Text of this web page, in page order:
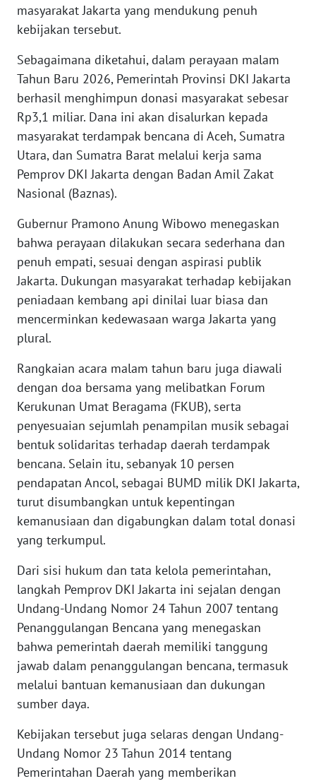
masyarakat Jakarta yang mendukung penuh
kebijakan tersebut.
Sebagaimana diketahui, dalam perayaan malam
Tahun Baru 2026, Pemerintah Provinsi DKI Jakarta
berhasil menghimpun donasi masyarakat sebesar
Rp3,1 miliar. Dana ini akan disalurkan kepada
masyarakat terdampak bencana di Aceh, Sumatra
Utara, dan Sumatra Barat melalui kerja sama
Pemprov DKI Jakarta dengan Badan Amil Zakat
Nasional (Baznas).
Gubernur Pramono Anung Wibowo menegaskan
bahwa perayaan dilakukan secara sederhana dan
penuh empati, sesuai dengan aspirasi publik
Jakarta. Dukungan masyarakat terhadap kebijakan
peniadaan kembang api dinilai luar biasa dan
mencerminkan kedewasaan warga Jakarta yang
plural.
Rangkaian acara malam tahun baru juga diawali
dengan doa bersama yang melibatkan Forum
Kerukunan Umat Beragama (FKUB), serta
penyesuaian sejumlah penampilan musik sebagai
bentuk solidaritas terhadap daerah terdampak
bencana. Selain itu, sebanyak 10 persen
pendapatan Ancol, sebagai BUMD milik DKI Jakarta,
turut disumbangkan untuk kepentingan
kemanusiaan dan digabungkan dalam total donasi
yang terkumpul.
Dari sisi hukum dan tata kelola pemerintahan,
langkah Pemprov DKI Jakarta ini sejalan dengan
Undang-Undang Nomor 24 Tahun 2007 tentang
Penanggulangan Bencana yang menegaskan
bahwa pemerintah daerah memiliki tanggung
jawab dalam penanggulangan bencana, termasuk
melalui bantuan kemanusiaan dan dukungan
sumber daya.
Kebijakan tersebut juga selaras dengan Undang-
Undang Nomor 23 Tahun 2014 tentang
Pemerintahan Daerah yang memberikan
WN
DAIRI
WN
DANAU
TOBA
WN
NIAS
WN
LANGKAT
TAPANULI
SELATAN
WN
TANJUNG
LESUNG
WN
KARO
WN
SIMALUNGUN
LABUHANBATU
WN
TAPANULI
WN DELI
SERDANG
WN
TEBING
TINGGI
PAKPAK
WN